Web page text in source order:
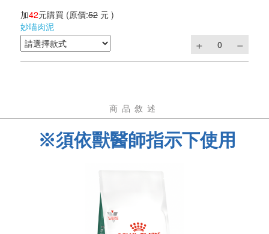
加42元購買 (原價:52 元 )
妙喵肉泥
商品敘述